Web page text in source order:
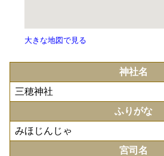
大きな地図で見る
神社名
三穂神社
ふりがな
みほじんじゃ
宮司名